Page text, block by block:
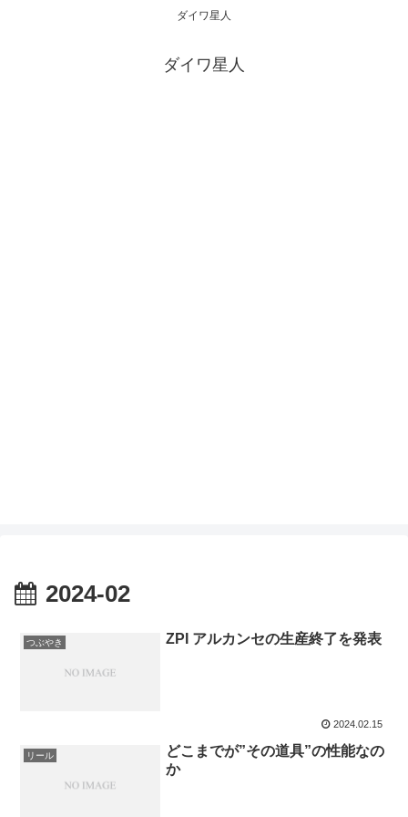
ダイワ星人
ダイワ星人
2024-02
つぶやき ZPI アルカンセの生産終了を発表
2024.02.15
リール
どこまでが”その道具”の性能なの
か